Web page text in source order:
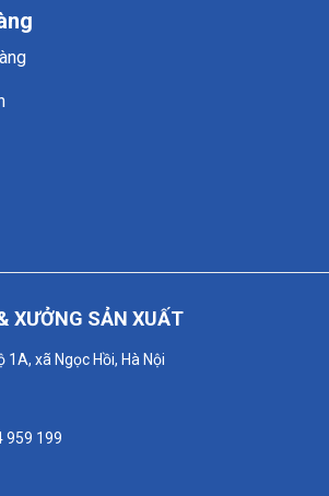
XƯỞNG SẢN XUẤT
1A, xã Ngọc Hồi, Hà Nội
959 199